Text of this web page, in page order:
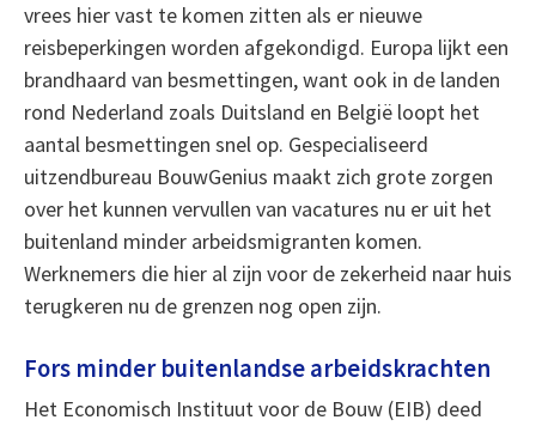
vrees hier vast te komen zitten als er nieuwe
reisbeperkingen worden afgekondigd. Europa lijkt een
brandhaard van besmettingen, want ook in de landen
rond Nederland zoals Duitsland en België loopt het
aantal besmettingen snel op. Gespecialiseerd
uitzendbureau BouwGenius maakt zich grote zorgen
over het kunnen vervullen van vacatures nu er uit het
buitenland minder arbeidsmigranten komen.
Werknemers die hier al zijn voor de zekerheid naar huis
terugkeren nu de grenzen nog open zijn.
Fors minder buitenlandse arbeidskrachten
Het Economisch Instituut voor de Bouw (EIB) deed